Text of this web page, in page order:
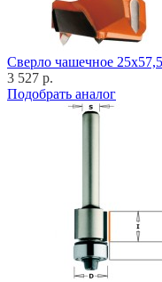
Cверло чашечное
3 527 р.
Подобрать аналог